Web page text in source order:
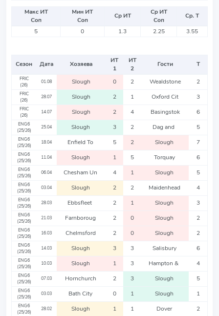
Макс ИТ
Соп
Мин ИТ
Соп
Ср ИТ
Ср ИТ
Соп
Ср. Т
5
0 1.3 2.25 3.55
Сезон Дата Хозяева
ИТ
1
ИТ
2
Гости Т
FRIC
(26)
01.08 Slough 0 2 Wealdstone 2
FRIC
(26)
28.07 Slough 2 1 Oxford Cit 3
FRIC
(26)
14.07 Slough 2 4 Basingstok 6
ENG6
(25/26)
25.04 Slough 3 2 Dag and 5
ENG6
(25/26)
18.04 Enfield To 5 2 Slough 7
ENG6
(25/26)
11.04 Slough 1 5 Torquay 6
ENG6
(25/26)
06.04 Chesham Un 4 1 Slough 5
ENG6
(25/26)
03.04 Slough 2 2 Maidenhead 4
ENG6
(25/26)
28.03 Ebbsfleet 2 1 Slough 3
ENG6
(25/26)
21.03 Farnboroug 2 0 Slough 2
ENG6
(25/26)
16.03 Chelmsford 2 0 Slough 2
ENG6
(25/26)
14.03 Slough 3 3 Salisbury 6
ENG6
(25/26)
10.03 Slough 1 3 Hampton & 4
ENG6
(25/26)
07.03 Hornchurch 2 3 Slough 5
ENG6
(25/26)
03.03 Bath City 0 1 Slough 1
ENG6
(25/26)
28.02 Slough 1 1 Dover 2